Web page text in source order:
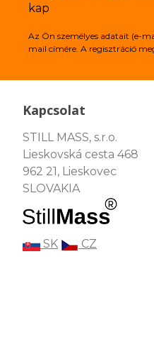
kap
Az Ön személyes adatait (e-
mail címére. A regisztráció
Kapcsolat
STILL MASS, s.r.o.
Lieskovská cesta 468
962 21, Lieskovec
SLOVAKIA
SK CZ